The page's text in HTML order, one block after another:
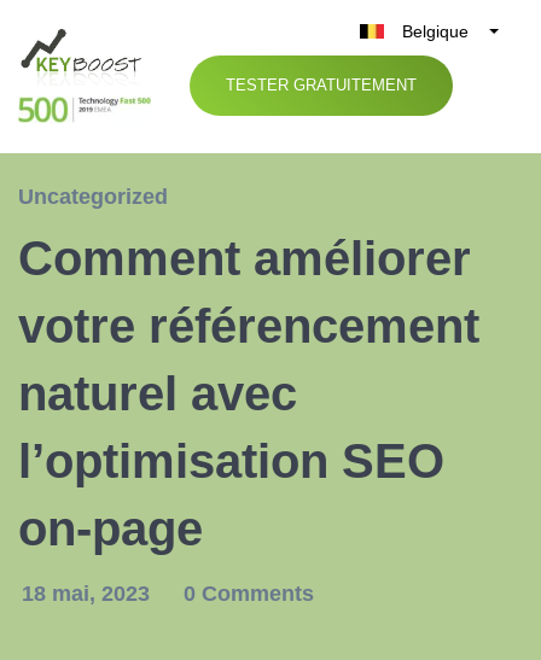
Belgique
België
Nederland
España
TESTER GRATUITEMENT
Uncategorized
Comment améliorer
votre référencement
naturel avec
l’optimisation SEO
on-page
18 mai, 2023 0 Comments